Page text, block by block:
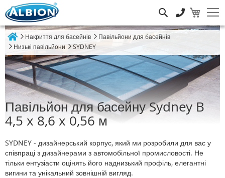
Накриття для басейнів
Павільйони для басейнів
Низькі павільйони
SYDNEY
Павільйон для басейну Sydney B
4,5 x 8,6 x 0,56 м
SYDNEY - дизайнерський корпус, який ми розробили для вас у
співпраці з дизайнерами з автомобільної промисловості. Не
тільки ентузіасти оцінять його наднизький профіль, елегантні
вигини та унікальний зовнішній вигляд.